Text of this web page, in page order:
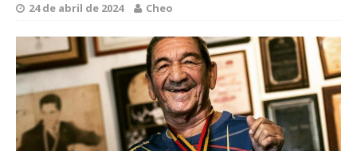
24 de abril de 2024 Cheo